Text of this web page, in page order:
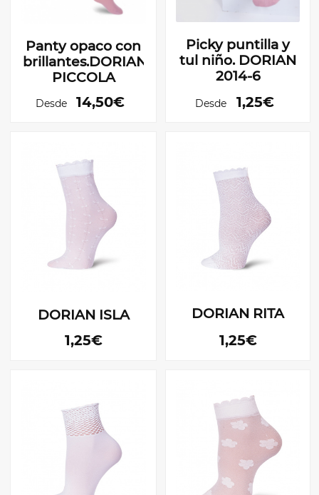
Panty opaco con
brillantes.DORIAN
PICCOLA
Desde 14,50€
Picky puntilla y
tul niño. DORIAN
2014-6
Desde 1,25€
DORIAN ISLA
1,25€
DORIAN RITA
1,25€